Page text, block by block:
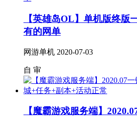
【英雄岛OL】单机版终版
有的网单
网游单机 2020-07-03
自 审
【魔霸游戏服务端】